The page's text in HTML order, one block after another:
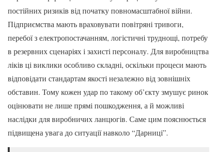
постійних ризиків від початку повномасштабної війни.
Підприємства мають враховувати повітряні тривоги,
перебої з електропостачанням, логістичні труднощі, потребу
в резервних сценаріях і захисті персоналу. Для виробництва
ліків ці виклики особливо складні, оскільки процеси мають
відповідати стандартам якості незалежно від зовнішніх
обставин. Тому кожен удар по такому об’єкту змушує ринок
оцінювати не лише прямі пошкодження, а й можливі
наслідки для виробничих ланцюгів. Саме цим пояснюється
підвищена увага до ситуації навколо “Дарниці”.